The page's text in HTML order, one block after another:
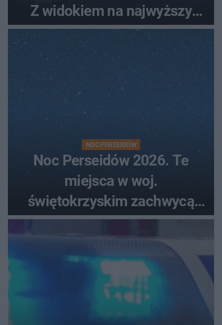
Z widokiem na najwyższy
szczyt Gór Świętokrzyskich
NOC PERSEIDÓW
Noc Perseidów 2026. Te
miejsca w woj.
świętokrzyskim zachwycą
każdego miłośnika gwiazd